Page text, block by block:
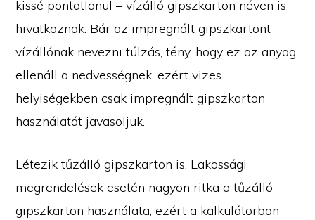
kissé pontatlanul – vízálló gipszkarton néven is
hivatkoznak. Bár az impregnált gipszkartont
vízállónak nevezni túlzás, tény, hogy ez az anyag
ellenáll a nedvességnek, ezért vizes
helyiségekben csak impregnált gipszkarton
használatát javasoljuk.
Létezik tűzálló gipszkarton is. Lakossági
megrendelések esetén nagyon ritka a tűzálló
gipszkarton használata, ezért a kalkulátorban